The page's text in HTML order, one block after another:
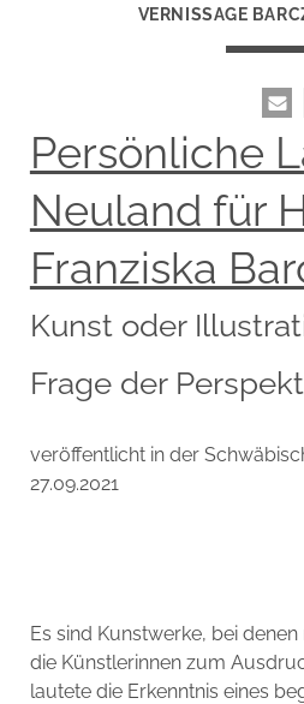
VERNISSAGE
Persönliche
Neuland für
Franziska
Kunst oder
Frage der
veröffentlicht in der
27.09.2021
Es sind Kunstwerke, bei
die Künstlerinnen zum
lautete die Erkenntnis eines